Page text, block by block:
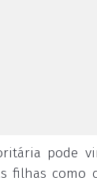
pode
filhas como